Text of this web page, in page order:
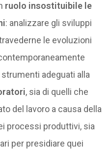
ruolo insostituibile le
: analizzare gli sviluppi
le evoluzioni
adeguati alla
, sia di quelli che
del lavoro a causa della
processi produttivi, sia
per presidiare quei